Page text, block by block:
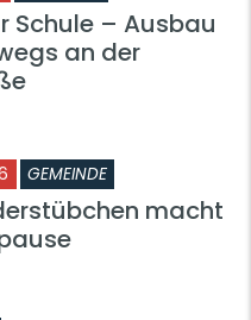
Schule – Ausbau
an der
GEMEINDE
macht